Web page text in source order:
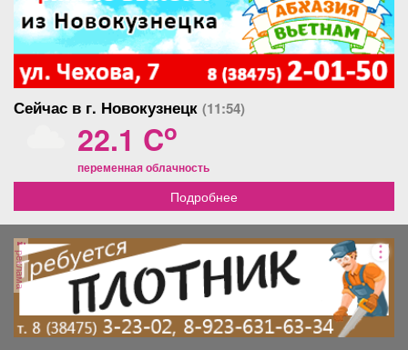
Сейчас в г. Новокузнецк (11:54)
22.1 Co
переменная облачность
Подробнее
реклама